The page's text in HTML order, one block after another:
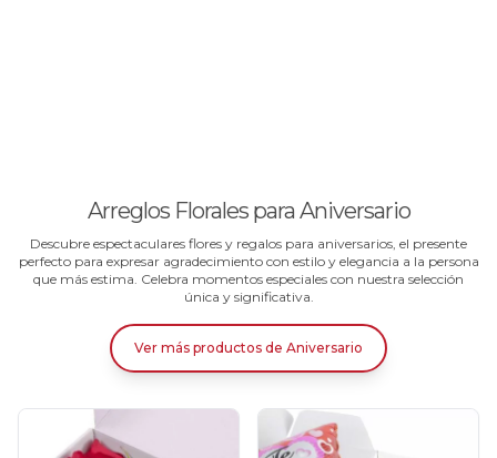
Arreglos Florales para Aniversario
Descubre espectaculares flores y regalos para aniversarios, el presente
perfecto para expresar agradecimiento con estilo y elegancia a la persona
que más estima. Celebra momentos especiales con nuestra selección
única y significativa.
Ver más productos de Aniversario